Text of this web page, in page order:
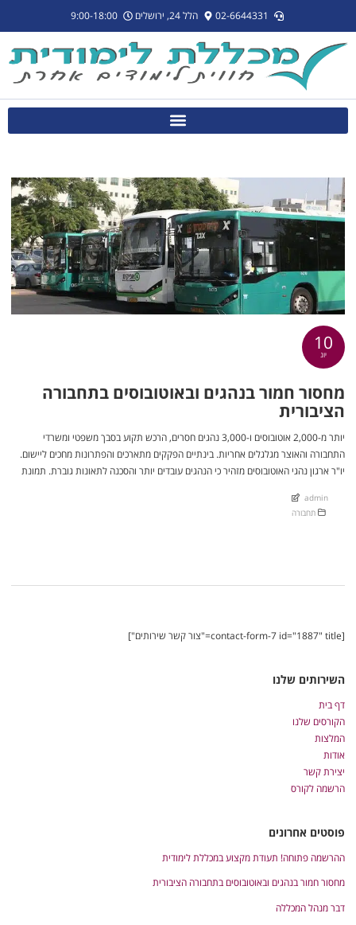
02-6644331 הלל 24, ירושלים 9:00-18:00
10
יונ
מחסור חמור בנהגים ובאוטובוסים בתחבורה
הציבורית
יותר מ-2,000 אוטובוסים ו-3,000 נהגים חסרים, הרכש תקוע בסבך משפטי ומשרדי
התחבורה והאוצר מגלגלים אחריות. בינתיים הפקקים מתארכים והפתרונות מחכים ליישום.
יו"ר ארגון נהגי האוטובוסים מזהיר כי הנהגים עובדים יותר והסכנה לתאונות גוברת. תמונת
נתיבים שיתופיים שיעילותם שנויה במחלוקת, מופנה שוב הזרקור להזנחה החריפה […]
admin
תחבורה
[contact-form-7 id="1887" title="צור קשר שירותים"]
השירותים שלנו
דף בית
הקורסים שלנו
המלצות
אודות
יצירת קשר
הרשמה לקורס
פוסטים אחרונים
ההרשמה פתוחה! תעודת מקצוע במכללת לימודית
מחסור חמור בנהגים ובאוטובוסים בתחבורה הציבורית
דבר מנהל המכללה